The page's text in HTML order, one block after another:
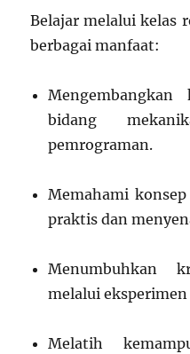
Belajar melalui kelas
berbagai manfaat:
bidang
pemrograman.
Memahami
praktis dan
Menumbuhkan
melalui
Melatih